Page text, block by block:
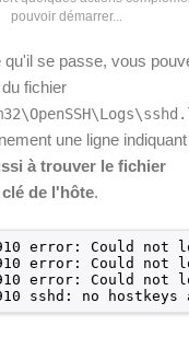
pouvoir démarrer...
se passe, vous
fichier
une ligne
à trouver le fichier
de l'hôte.
error: Could not
error: Could not
error: Could not
sshd: no